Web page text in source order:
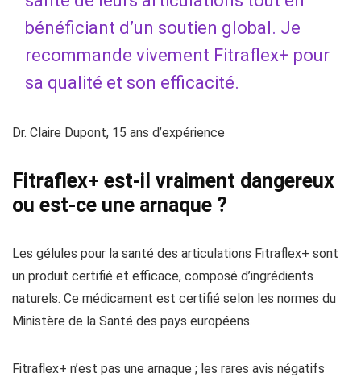
bénéficiant d’un soutien global. Je
recommande vivement Fitraflex+ pour
sa qualité et son efficacité.
Dr. Claire Dupont, 15 ans d’expérience
Fitraflex+ est-il vraiment dangereux
ou est-ce une arnaque ?
Les gélules pour la santé des articulations Fitraflex+ sont
un produit certifié et efficace, composé d’ingrédients
naturels. Ce médicament est certifié selon les normes du
Ministère de la Santé des pays européens.
Fitraflex+ n’est pas une arnaque ; les rares avis négatifs